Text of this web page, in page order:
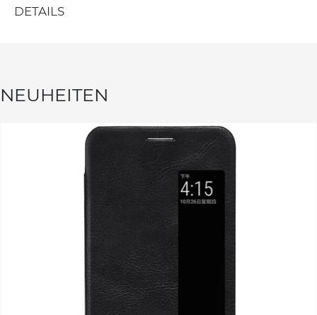
DETAILS
NEUHEITEN